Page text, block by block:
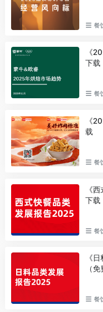
餐
《
下载
餐
《
载
餐
《
下载
餐
《
（免
餐